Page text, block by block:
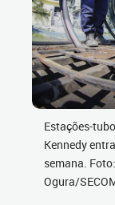
Estações-
Kennedy
semana.
Ogura/